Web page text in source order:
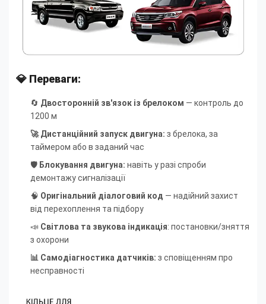
💎 Переваги:
🔄 Двосторонній зв'язок із брелоком — контроль до
1200 м
🚀 Дистанційний запуск двигуна: з брелока, за
таймером або в заданий час
🛡️ Блокування двигуна: навіть у разі спроби
демонтажу сигналізації
🧠 Оригінальний діалоговий код — надійний захист
від перехоплення та підбору
📣 Світлова та звукова індикація: постановки/зняття
з охорони
📊 Самодіагностика датчиків: з сповіщенням про
несправності